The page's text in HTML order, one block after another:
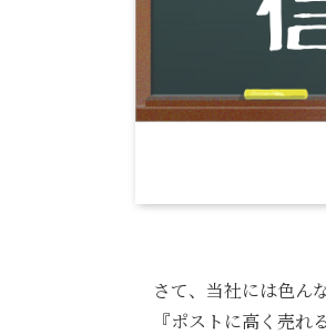
さて、当社には色ん
『ポストに高く売れ